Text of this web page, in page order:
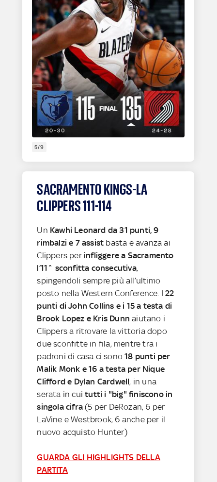
5/9
SACRAMENTO KINGS-LA
CLIPPERS 111-114
Un Kawhi Leonard da 31 punti, 9
rimbalzi e 7 assist basta e avanza ai
Clippers per infliggere a Sacramento
l’11^ sconfitta consecutiva,
spingendoli sempre più all’ultimo
posto nella Western Conference. I22
punti di John Collins e i 15 a testa di
Brook Lopez e Kris Dunn aiutano i
Clippers a ritrovare la vittoria dopo
due sconfitte in fila, mentre tra i
padroni di casa ci sono18 punti per
Malik Monk e 16 a testa per Nique
Clifford e Dylan Cardwell, in una
serata in cuitutti i "big" finiscono in
singola cifra (5 per DeRozan, 6 per
LaVine e Westbrook, 6 anche per il
nuovo acquisto Hunter)
GUARDA GLI HIGHLIGHTS DELLA
PARTITA